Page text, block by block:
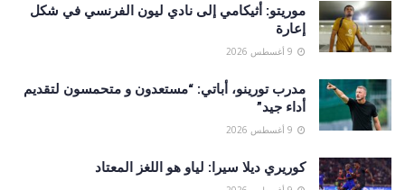
موريتو: أثيكامي إلى نادي ليون الفرنسي في شكل
إعارة
مدرب تورينو، أباتي: “مستعدون و متحمسون لتقديم
أداء جيد”
كوريري ديلا سيرا: لياو هو اللغز المعتاد